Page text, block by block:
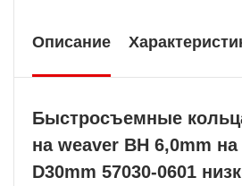
Описание
Быстросъемные
на weaver BH 6,0mm
D30mm 57030-0601